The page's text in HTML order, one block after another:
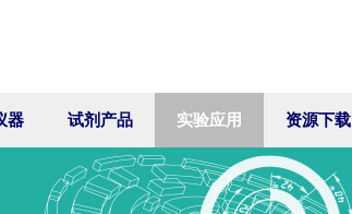
器 试剂产品 实验应用 资源下载